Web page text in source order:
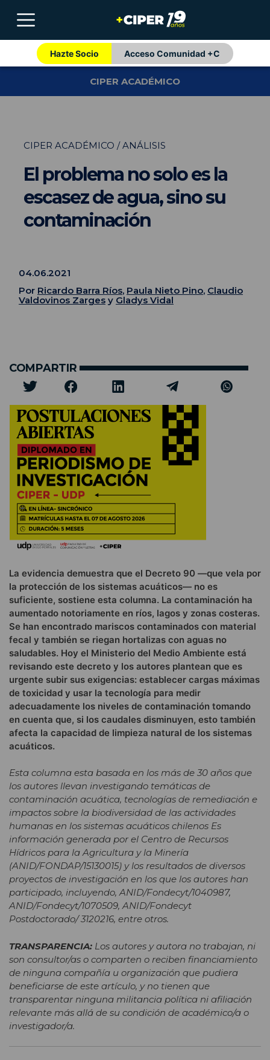
Hazte Socio Acceso Comunidad +C
CIPER ACADÉMICO
CIPER ACADÉMICO / ANÁLISIS
El problema no solo es la
escasez de agua, sino su
contaminación
04.06.2021
Por Ricardo Barra Ríos, Paula Nieto Pino, Claudio
Valdovinos Zarges y Gladys Vidal
COMPARTIR
La evidencia demuestra que el Decreto 90 —que vela por
la protección de los sistemas acuáticos— no es
suficiente, sostiene esta columna. La contaminación ha
aumentado notoriamente en ríos, lagos y zonas costeras.
Se han encontrado mariscos contaminados con material
fecal y también se riegan hortalizas con aguas no
saludables. Hoy el Ministerio del Medio Ambiente está
revisando este decreto y los autores plantean que es
urgente subir sus exigencias: establecer cargas máximas
de toxicidad y usar la tecnología para medir
adecuadamente los niveles de contaminación tomando
en cuenta que, si los caudales disminuyen, esto también
afecta la capacidad de limpieza natural de los sistemas
acuáticos.
Esta columna esta basada en los más de 30 años que
los autores llevan investigando temáticas de
contaminación acuática, tecnologías de remediación e
impactos sobre la biodiversidad de las actividades
humanas en los sistemas acuáticos chilenos Es
información generada por el Centro de Recursos
Hídricos para la Agricultura y la Minería
(ANID/FONDAP/15130015) y los resultados de diversos
proyectos de investigación en los que los autores han
participado, incluyendo, ANID/Fondecyt/1040987,
ANID/Fondecyt/1070509, ANID/Fondecyt
Postdoctorado/ 3120216, entre otros.
TRANSPARENCIA: Los autores y autora no trabajan, ni
son consultor/as o comparten o reciben financiamiento
de ninguna compañía u organización que pudiera
beneficiarse de este artículo, y no tienen que
transparentar ninguna militancia política ni afiliación
relevante más allá de su condición de académico/a o
investigador/a.